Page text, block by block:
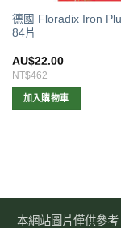
德國 Floradix Iron
84片
AU$22.00
NT$462
加入購物車
本網站圖片僅供參